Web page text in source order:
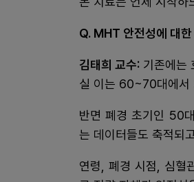
Q. MHT 안전성에 대
김태희 교수: 기존에는
실 이는 60~70대에서
반면 폐경 초기인 50
는 데이터들도 축적되
연령, 폐경 시점, 심혈